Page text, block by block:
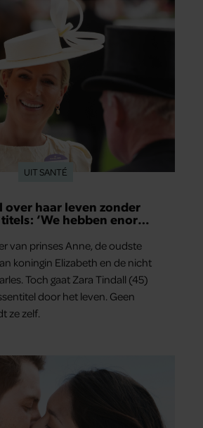
het publiek ook aan het
UIT SANTÉ
over haar leven zonder
‘We hebben enorm
van prinses Anne, de oudste
koningin Elizabeth en de nicht
Toch gaat Zara Tindall (45)
door het leven. Geen
ze zelf.